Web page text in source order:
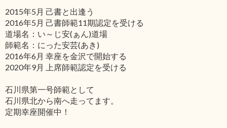
2015年5月 己書と出逢う
2016年5月 己書師範11期認定を受ける
道場名：い～じ安(ぁん)道場
師範名：にった安芸(あき)
2016年6月 幸座を金沢で開始する
2020年9月 上席師範認定を受ける
石川県第一号師範として
石川県北から南へ走ってます。
定期幸座開催中！